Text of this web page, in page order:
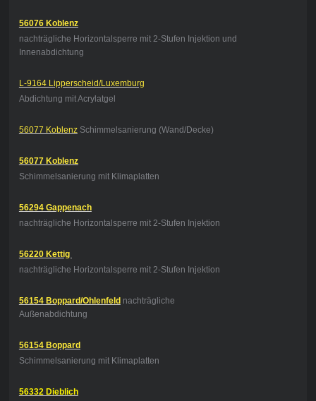
56076 Koblenz
nachträgliche Horizontalsperre mit 2-Stufen Injektion und
Innenabdichtung
L-9164 Lipperscheid/Luxemburg
Abdichtung mit Acrylatgel
56077 KoblenzSchimmelsanierung (Wand/Decke)
56077 Koblenz
Schimmelsanierung mit Klimaplatten
56294 Gappenach
nachträgliche Horizontalsperre mit 2-Stufen Injektion
56220 Kettig
nachträgliche Horizontalsperre mit 2-Stufen Injektion
56154 Boppard/Ohlenfeld nachträgliche
Außenabdichtung
56154 Boppard
Schimmelsanierung mit Klimaplatten
56332 Dieblich